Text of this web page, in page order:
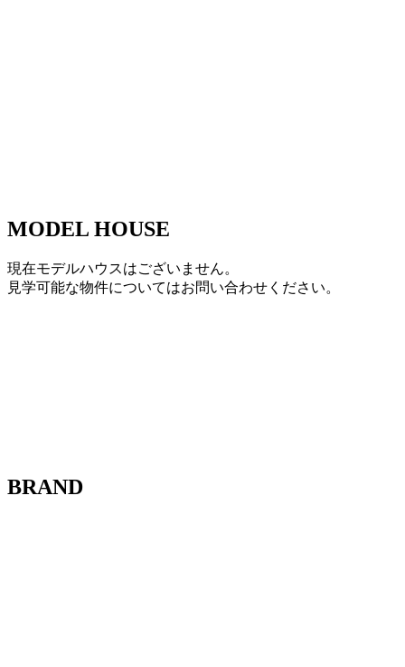
MODEL HOUSE
現在モデルハウスはございません。
見学可能な物件についてはお問い合わせください。
BRAND